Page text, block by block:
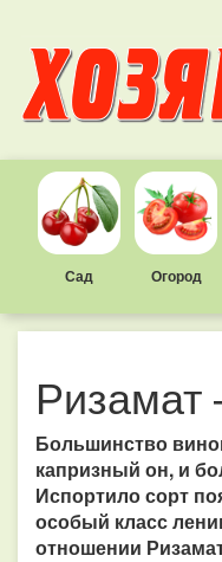
Сад Огород
Ризамат
Большинство
капризный он, и
Испортило сорт
особый класс
отношении